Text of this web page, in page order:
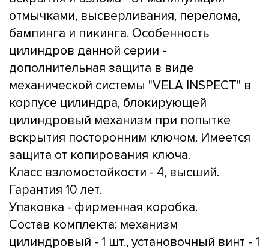
отмычками, высверливания, перелома,
бампинга и пикинга. Особенность
цилиндров данной серии -
дополнительная защита в виде
механической системы "VELA INSPECT" в
корпусе цилиндра, блокирующей
цилиндровый механизм при попытке
вскрытия посторонним ключом. Имеется
защита от копирования ключа.
Класс взломостойкости - 4, высший.
Гарантия 10 лет.
Упаковка - фирменная коробка.
Состав комплекта: механизм
цилиндровый - 1 шт., установочный винт - 1